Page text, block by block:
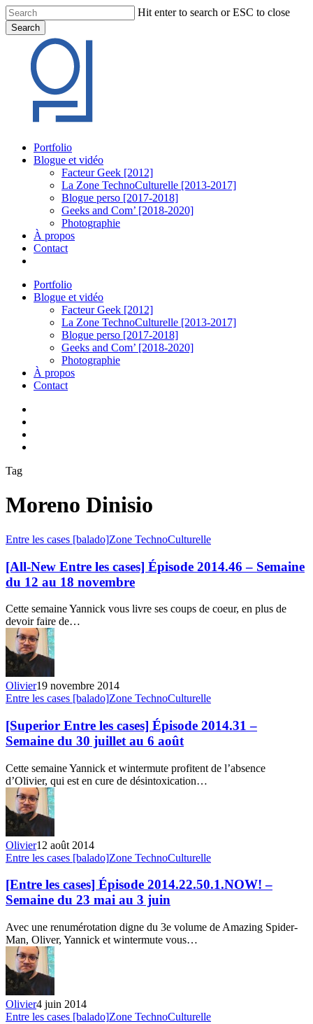
Skip
to
main
content
Hit enter to search or ESC to close
Search
Search
Menu
Portfolio
Blogue et vidéo
Facteur Geek [2012]
La Zone TechnoCulturelle [2013-2017]
Blogue perso [2017-2018]
Geeks and Com’ [2018-2020]
Photographie
À propos
Contact
Portfolio
Blogue et vidéo
Facteur Geek [2012]
La Zone TechnoCulturelle [2013-2017]
Blogue perso [2017-2018]
Geeks and Com’ [2018-2020]
Photographie
À propos
Contact
Tag
Moreno Dinisio
[All-
Entre
les
cases]
2014.46
–
Semaine
du
12
au
18
novembre
Entre les cases [balado]Zone TechnoCulturelle
[All-New Entre les cases] Épisode 2014.46 – Semaine
du 12 au 18 novembre
Cette semaine Yannick vous livre ses coups de coeur, en plus de
devoir faire de…
Olivier19 novembre 2014
[Superior
les
cases]
Épisode
–
Semaine
du
30
juillet
au
6
août
Entre les cases [balado]Zone TechnoCulturelle
[Superior Entre les cases] Épisode 2014.31 –
Semaine du 30 juillet au 6 août
Cette semaine Yannick et wintermute profitent de l’absence
d’Olivier, qui est en cure de désintoxication…
Olivier12 août 2014
[Entre
cases]
Épisode
2014.22.50.1.NOW!
Semaine
du
23
mai
au
3
juin
Entre les cases [balado]Zone TechnoCulturelle
[Entre les cases] Épisode 2014.22.50.1.NOW! –
Semaine du 23 mai au 3 juin
Avec une renumérotation digne du 3e volume de Amazing Spider-
Man, Oliver, Yannick et wintermute vous…
Olivier4 juin 2014
[Entre
Entre les cases [balado]Zone TechnoCulturelle